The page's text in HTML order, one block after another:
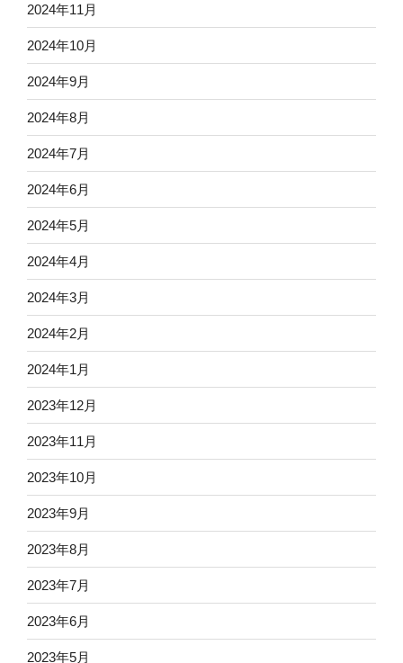
2024年11月
2024年10月
2024年9月
2024年8月
2024年7月
2024年6月
2024年5月
2024年4月
2024年3月
2024年2月
2024年1月
2023年12月
2023年11月
2023年10月
2023年9月
2023年8月
2023年7月
2023年6月
2023年5月